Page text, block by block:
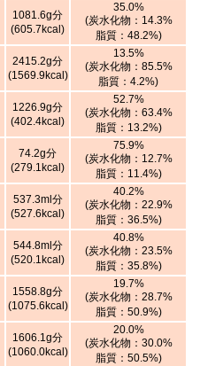
1081.6g分
(605.7kcal)
35.0%
(炭水化物：14.3%
脂質：48.2%)
2415.2g分
(1569.9kcal)
13.5%
(炭水化物：85.5%
脂質：4.2%)
1226.9g分
(402.4kcal)
52.7%
(炭水化物：63.4%
脂質：13.2%)
74.2g分
(279.1kcal)
75.9%
(炭水化物：12.7%
脂質：11.4%)
537.3ml分
(527.6kcal)
40.2%
(炭水化物：22.9%
脂質：36.5%)
544.8ml分
(520.1kcal)
40.8%
(炭水化物：23.5%
脂質：35.8%)
1558.8g分
(1075.6kcal)
19.7%
(炭水化物：28.7%
脂質：50.9%)
1606.1g分
(1060.0kcal)
20.0%
(炭水化物：30.0%
脂質：50.5%)